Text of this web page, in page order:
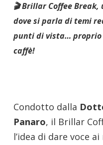
🎬 Brillar Coffee
dove si parla di temi
punti di vista… proprio
caffè!
Condotto dalla
Panaro, il Brillar
l’idea di dare voce